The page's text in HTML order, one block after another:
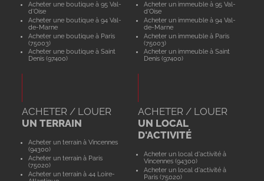
Acheter une boutique à 95 Val-
d'Oise
Acheter une boutique à 94 Val-
de-Marne
Acheter une boutique à Paris
(75003)
Acheter une boutique à Saint
Denis (97400)
Acheter un immeuble à 95 Val-
d'Oise
Acheter un immeuble à 94 Val-
de-Marne
Acheter un immeuble à Paris
(75003)
Acheter un immeuble à Saint
Denis (97400)
ACHETER / LOUER
UN TERRAIN
Acheter un terrain à Vincennes
(94300)
Acheter un terrain à Paris
(75020)
Acheter un terrain à 44 Loire-
ACHETER / LOUER
UN LOCAL
D'ACTIVITÉ
Acheter un local d'activité à
Vincennes (94300)
Acheter un local d'activité à
Paris (75020)